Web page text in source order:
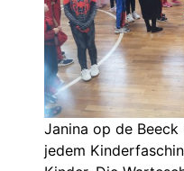
Janina op de
jedem